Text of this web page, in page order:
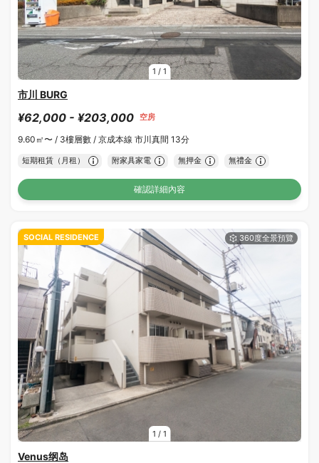
1 / 1
市川 BURG
¥62,000 - ¥203,000 空房
9.60㎡〜 / 3樓層數 / 京成本線 市川真間 13分
短期租賃（月租） 附家具家電 無押金 無禮金
確認詳細內容
1 / 1
SOCIAL RESIDENCE
Venus纲岛